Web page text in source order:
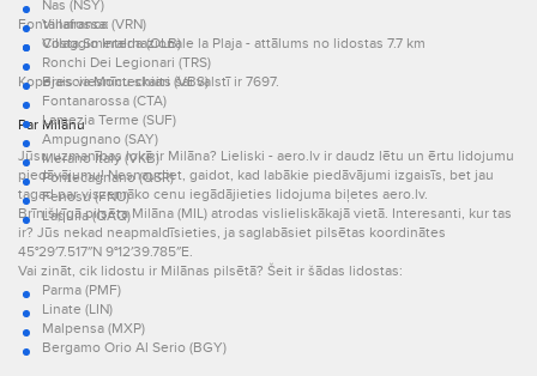
Nas (NSY)
Villafranca (VRN)
Costa Smeralda (OLB)
Ronchi Dei Legionari (TRS)
Brescia Montechiari (VBS)
Fontanarossa (CTA)
Lamezia Terme (SUF)
Ampugnano (SAY)
Merano Italy (VKB)
Pontecagnano (QSR)
Fenosu (FNU)
L'aquila (QAQ)
Fontanarossa:
Villaggio Internazionale la Plaja - attālums no lidostas 7.7 km
Kopējais viesnīcu skaits šai valstī ir 7697.
Par Milānu
Jūsu uzmanības lokā ir Milāna? Lieliski - aero.lv ir daudz lētu un ērtu lidojumu
piedāvājumu! Nesnaudiet, gaidot, kad labākie piedāvājumi izgaisīs, bet jau
tagad par viszemāko cenu iegādājieties lidojuma biļetes aero.lv.
Brīnišķīgā pilsēta Milāna (MIL) atrodas vislieliskākajā vietā. Interesanti, kur tas
ir? Jūs nekad neapmaldīsieties, ja saglabāsiet pilsētas koordinātes
45°29′7.517″N 9°12′39.785″E.
Vai zināt, cik lidostu ir Milānas pilsētā? Šeit ir šādas lidostas:
Parma (PMF)
Linate (LIN)
Malpensa (MXP)
Bergamo Orio Al Serio (BGY)